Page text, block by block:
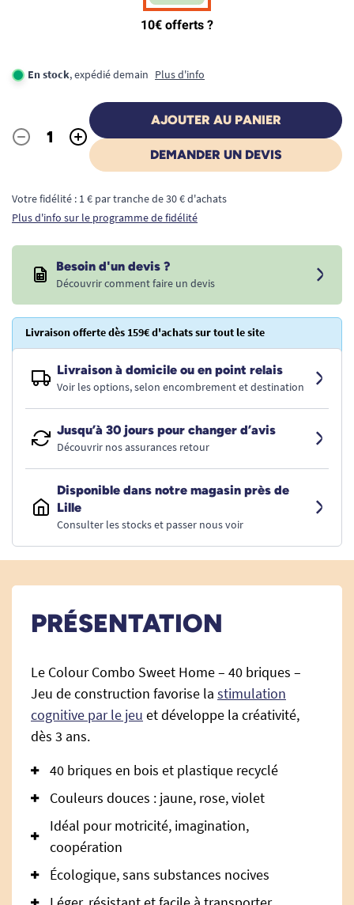
En stock, expédié demain Plus d'info
Quantité
- +
AJOUTER AU PANIER
DEMANDER UN DEVIS
Votre fidélité : 1 € par tranche de 30 € d'achats
Plus d'info sur le programme de fidélité
Besoin d'un devis ?
Découvrir comment faire un devis
Livraison offerte dès 159€ d'achats sur tout le site
Livraison à domicile ou en point relais
Voir les options, selon encombrement et destination
Jusqu’à 30 jours pour changer d’avis
Découvrir nos assurances retour
Disponible dans notre magasin près de
Lille
Consulter les stocks et passer nous voir
PRÉSENTATION
Le Colour Combo Sweet Home – 40 briques –
Jeu de construction favorise la stimulation
cognitive par le jeu et développe la créativité,
dès 3 ans.
40 briques en bois et plastique recyclé
Couleurs douces : jaune, rose, violet
Idéal pour motricité, imagination,
coopération
Écologique, sans substances nocives